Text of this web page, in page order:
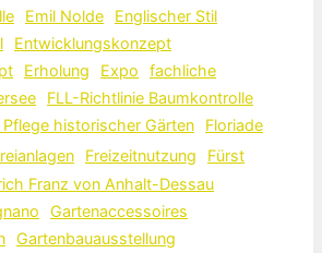
Emil Nolde
Englischer Stil
Entwicklungskonzept
Erholung Expo
fachliche
FLL-Richtlinie Baumkontrolle
Pflege historischer Gärten
Floriade
Freizeitnutzung
Fürst
Franz von Anhalt-Dessau
Gartenaccessoires
Gartenbauausstellung